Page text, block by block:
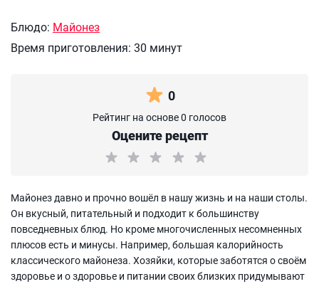
Блюдо: Майонез
Время приготовления: 30 минут
0
Рейтинг на основе 0 голосов
Оцените рецепт
Майонез давно и прочно вошёл в нашу жизнь и на наши столы.
Он вкусный, питательный и подходит к большинству
повседневных блюд. Но кроме многочисленных несомненных
плюсов есть и минусы. Например, большая калорийность
классического майонеза. Хозяйки, которые заботятся о своём
здоровье и о здоровье и питании своих близких придумывают